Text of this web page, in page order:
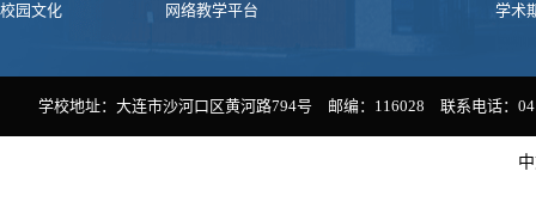
校园文化
网络教学平台
学术
学校地址：大连市沙河口区黄河路794号 邮编：116028 联系电话：